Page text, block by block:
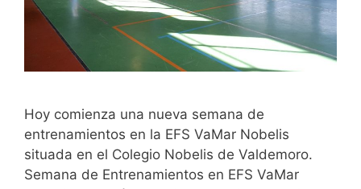
Hoy comienza una nueva semana de
entrenamientos en la EFS VaMar Nobelis
situada en el Colegio Nobelis de Valdemoro.
Semana de Entrenamientos en EFS VaMar